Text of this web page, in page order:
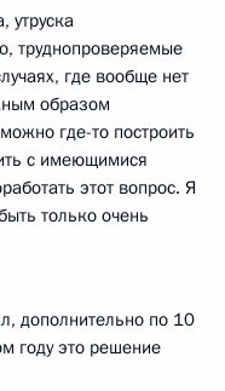
утруска
труднопроверяемые
где вообще нет
образом
где-то построить
с имеющимися
этот вопрос. Я
только очень
дополнительно по 10
году это решение